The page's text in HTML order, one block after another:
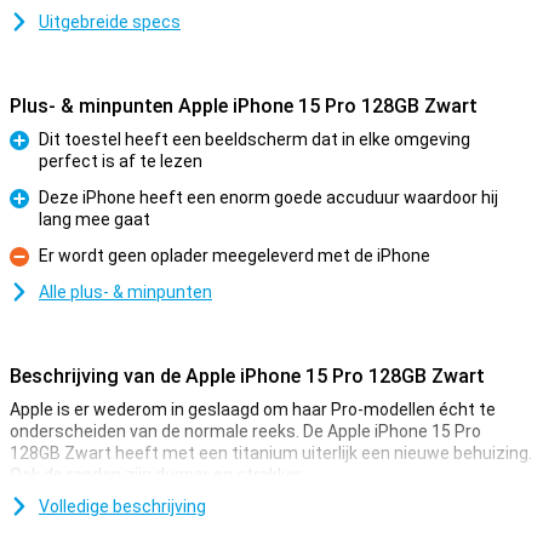
Uitgebreide specs
Plus- & minpunten Apple iPhone 15 Pro 128GB Zwart
Pluspunt
Dit toestel heeft een beeldscherm dat in elke omgeving
perfect is af te lezen
Pluspunt
Deze iPhone heeft een enorm goede accuduur waardoor hij
lang mee gaat
Minpunt
Er wordt geen oplader meegeleverd met de iPhone
Alle plus- & minpunten
Beschrijving van de Apple iPhone 15 Pro 128GB Zwart
Apple is er wederom in geslaagd om haar Pro-modellen écht te
onderscheiden van de normale reeks. De Apple iPhone 15 Pro
128GB Zwart heeft met een titanium uiterlijk een nieuwe behuizing.
Ook de randen zijn dunner en strakker.
De smartphone heeft een 48MP hoofdcamera waarmee je mooie
Volledige beschrijving